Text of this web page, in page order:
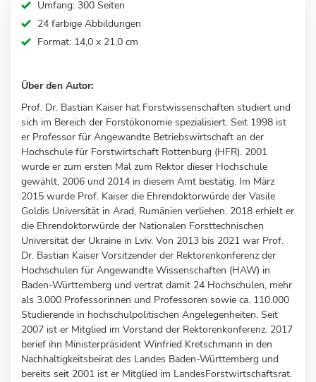
Umfang: 300 Seiten
24 farbige Abbildungen
Format: 14,0 x 21,0 cm
Über den Autor:
Prof. Dr. Bastian Kaiser hat Forstwissenschaften studiert und
sich im Bereich der Forstökonomie spezialisiert. Seit 1998 ist
er Professor für Angewandte Betriebswirtschaft an der
Hochschule für Forstwirtschaft Rottenburg (HFR). 2001
wurde er zum ersten Mal zum Rektor dieser Hochschule
gewählt, 2006 und 2014 in diesem Amt bestätig. Im März
2015 wurde Prof. Kaiser die Ehrendoktorwürde der Vasile
Goldis Universität in Arad, Rumänien verliehen. 2018 erhielt er
die Ehrendoktorwürde der Nationalen Forsttechnischen
Universität der Ukraine in Lviv. Von 2013 bis 2021 war Prof.
Dr. Bastian Kaiser Vorsitzender der Rektorenkonferenz der
Hochschulen für Angewandte Wissenschaften (HAW) in
Baden-Württemberg und vertrat damit 24 Hochschulen, mehr
als 3.000 Professorinnen und Professoren sowie ca. 110.000
Studierende in hochschulpolitischen Angelegenheiten. Seit
2007 ist er Mitglied im Vorstand der Rektorenkonferenz. 2017
berief ihn Ministerpräsident Winfried Kretschmann in den
Nachhaltigkeitsbeirat des Landes Baden-Württemberg und
bereits seit 2001 ist er Mitglied im LandesForstwirtschaftsrat.